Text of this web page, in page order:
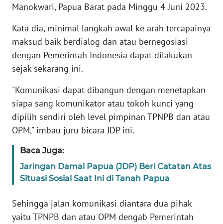
Manokwari, Papua Barat pada Minggu 4 Juni 2023.
Kata dia, minimal langkah awal ke arah tercapainya
maksud baik berdialog dan atau bernegosiasi
dengan Pemerintah Indonesia dapat dilakukan
sejak sekarang ini.
"Komunikasi dapat dibangun dengan menetapkan
siapa sang komunikator atau tokoh kunci yang
dipilih sendiri oleh level pimpinan TPNPB dan atau
OPM," imbau juru bicara JDP ini.
Baca Juga:
Jaringan Damai Papua (JDP) Beri Catatan Atas
Situasi Sosial Saat Ini di Tanah Papua
Sehingga jalan komunikasi diantara dua pihak
yaitu TPNPB dan atau OPM dengab Pemerintah
WN
WN
BANTEN
NTT
WN
KEPRI
WN
PAPUA
PAPUA
BARAT